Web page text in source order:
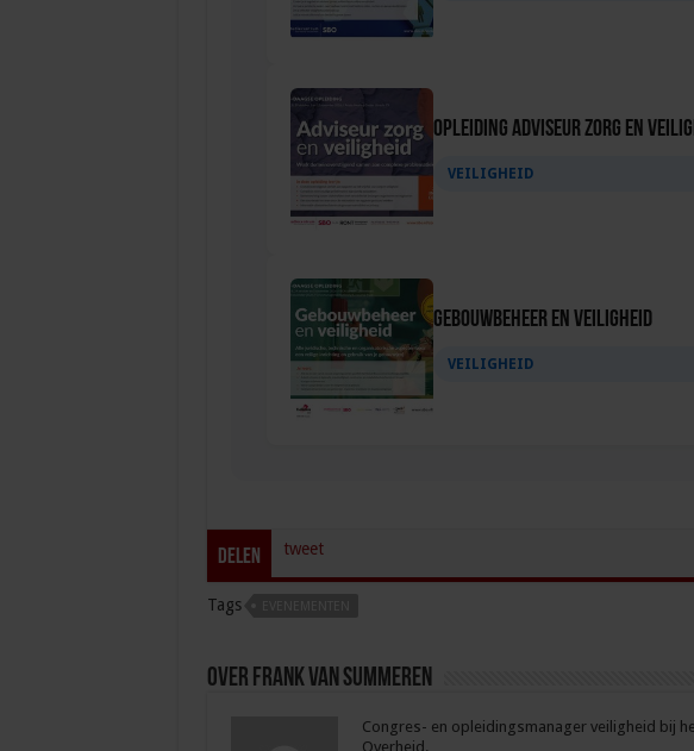
Opleiding Adviseur zorg en
VEILIGHEID
Gebouwbeheer en veiligheid
VEILIGHEID
Delen tweet
Tags
Over Frank van Summeren
Congres- en opleidingsmanager veiligheid bij
Overheid.